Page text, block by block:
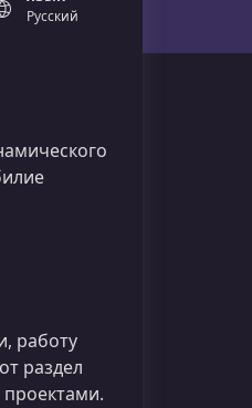
Русский
работу
раздел